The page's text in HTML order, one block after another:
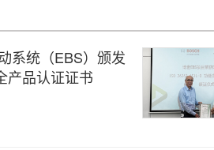
系统（EBS）颁发
产品认证证书